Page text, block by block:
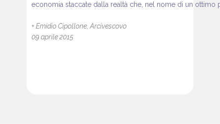
economia staccate dalla realtà che, nel nome di un
+ Emidio Cipollone, Arcivescovo
09 aprile 2015